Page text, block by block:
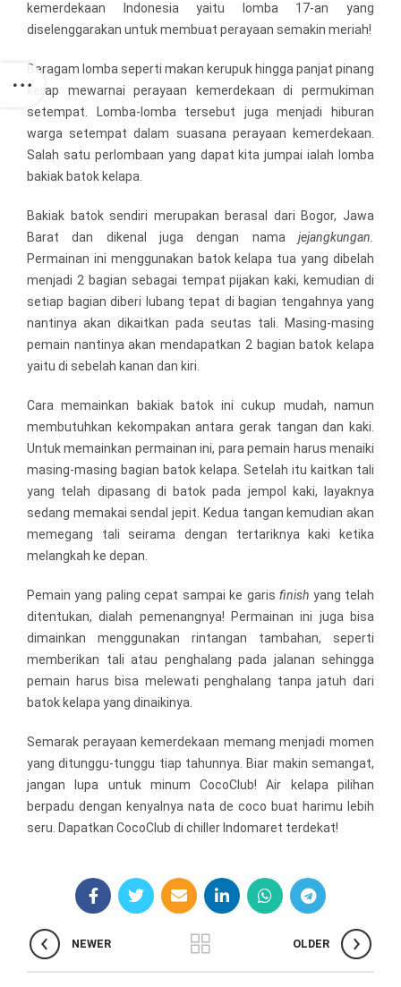
kemerdekaan Indonesia yaitu lomba 17-an yang
diselenggarakan untuk membuat perayaan semakin meriah!
Beragam lomba seperti makan kerupuk hingga panjat pinang
kerap mewarnai perayaan kemerdekaan di permukiman
setempat. Lomba-lomba tersebut juga menjadi hiburan
warga setempat dalam suasana perayaan kemerdekaan.
Salah satu perlombaan yang dapat kita jumpai ialah lomba
bakiak batok kelapa.
Bakiak batok sendiri merupakan berasal dari Bogor, Jawa
Barat dan dikenal juga dengan nama jejangkungan.
Permainan ini menggunakan batok kelapa tua yang dibelah
menjadi 2 bagian sebagai tempat pijakan kaki, kemudian di
setiap bagian diberi lubang tepat di bagian tengahnya yang
nantinya akan dikaitkan pada seutas tali. Masing-masing
pemain nantinya akan mendapatkan 2 bagian batok kelapa
yaitu di sebelah kanan dan kiri.
Cara memainkan bakiak batok ini cukup mudah, namun
membutuhkan kekompakan antara gerak tangan dan kaki.
Untuk memainkan permainan ini, para pemain harus menaiki
masing-masing bagian batok kelapa. Setelah itu kaitkan tali
yang telah dipasang di batok pada jempol kaki, layaknya
sedang memakai sendal jepit. Kedua tangan kemudian akan
memegang tali seirama dengan tertariknya kaki ketika
melangkah ke depan.
Pemain yang paling cepat sampai ke garisfinish yang telah
ditentukan, dialah pemenangnya! Permainan ini juga bisa
dimainkan menggunakan rintangan tambahan, seperti
memberikan tali atau penghalang pada jalanan sehingga
pemain harus bisa melewati penghalang tanpa jatuh dari
batok kelapa yang dinaikinya.
Semarak perayaan kemerdekaan memang menjadi momen
yang ditunggu-tunggu tiap tahunnya. Biar makin semangat,
jangan lupa untuk minum CocoClub! Air kelapa pilihan
berpadu dengan kenyalnya nata de coco buat harimu lebih
seru. Dapatkan CocoClub di chiller Indomaret terdekat!
NEWER OLDER